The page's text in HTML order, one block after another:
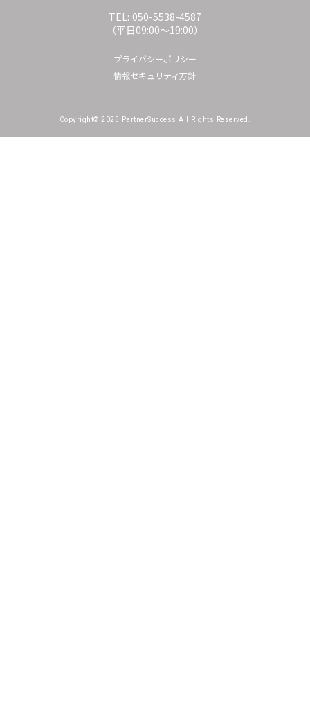
TEL: 050-5538-4587
（平日09:00〜19:00）
プライバシーポリシー
情報セキュリティ方針
Copyright© 2025 PartnerSuccess All Rights Reserved.